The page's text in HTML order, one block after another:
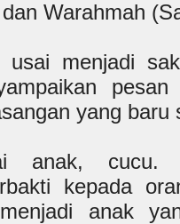
Warahmah
usai menjadi
yang baru
anak, cucu.
kepada
anak